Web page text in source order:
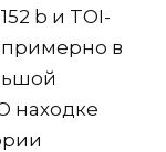
b и TOI-
примерно в
находке